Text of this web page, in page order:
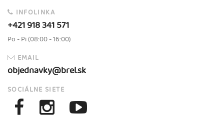
INFOLINKA
+421 918 341 571
Po - Pi (08:00 - 16:00)
EMAIL
objednavky@brel.sk
SOCIÁLNE SIETE